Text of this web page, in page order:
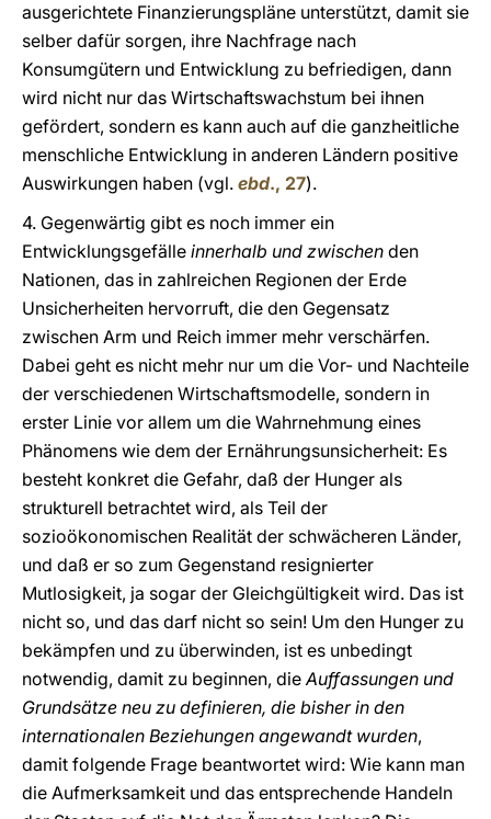
ausgerichtete Finanzierungspläne unterstützt, damit sie
selber dafür sorgen, ihre Nachfrage nach
Konsumgütern und Entwicklung zu befriedigen, dann
wird nicht nur das Wirtschaftswachstum bei ihnen
gefördert, sondern es kann auch auf die ganzheitliche
menschliche Entwicklung in anderen Ländern positive
Auswirkungen haben (vgl. ebd., 27).
4. Gegenwärtig gibt es noch immer ein
Entwicklungsgefälle innerhalb und zwischen den
Nationen, das in zahlreichen Regionen der Erde
Unsicherheiten hervorruft, die den Gegensatz
zwischen Arm und Reich immer mehr verschärfen.
Dabei geht es nicht mehr nur um die Vor- und Nachteile
der verschiedenen Wirtschaftsmodelle, sondern in
erster Linie vor allem um die Wahrnehmung eines
Phänomens wie dem der Ernährungsunsicherheit: Es
besteht konkret die Gefahr, daß der Hunger als
strukturell betrachtet wird, als Teil der
sozioökonomischen Realität der schwächeren Länder,
und daß er so zum Gegenstand resignierter
Mutlosigkeit, ja sogar der Gleichgültigkeit wird. Das ist
nicht so, und das darf nicht so sein! Um den Hunger zu
bekämpfen und zu überwinden, ist es unbedingt
notwendig, damit zu beginnen, dieAuffassungen und
Grundsätze neu zu definieren, die bisher in den
internationalen Beziehungen angewandt wurden,
damit folgende Frage beantwortet wird: Wie kann man
die Aufmerksamkeit und das entsprechende Handeln